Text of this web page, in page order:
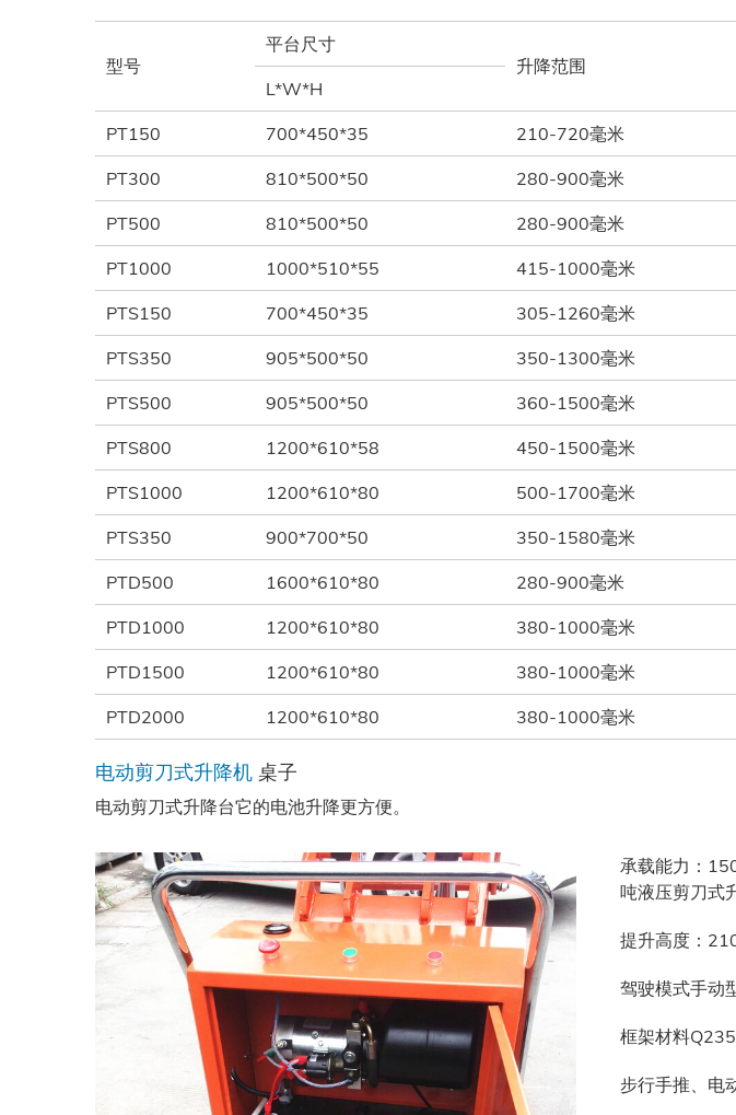
型号
平台尺寸
升降范围
L*W*H
PT150 700*450*35 210-720毫米
PT300 810*500*50 280-900毫米
PT500 810*500*50 280-900毫米
PT1000 1000*510*55 415-1000毫米
PTS150 700*450*35 305-1260毫米
PTS350 905*500*50 350-1300毫米
PTS500 905*500*50 360-1500毫米
PTS800 1200*610*58 450-1500毫米
PTS1000 1200*610*80 500-1700毫米
PTS350 900*700*50 350-1580毫米
PTD500 1600*610*80 280-900毫米
PTD1000 1200*610*80 380-1000毫米
PTD1500 1200*610*80 380-1000毫米
PTD2000 1200*610*80 380-1000毫米
电动剪刀式升降机 桌子
电动剪刀式升降台它的电池升降更方便。
承载能力：
吨液压剪刀式
提升高度：
驾驶模式手动
框架材料
步行手推、电